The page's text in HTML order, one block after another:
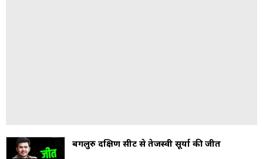
बेंगलुरु दक्षिण सीट से तेजस्वी सूर्या की जीत